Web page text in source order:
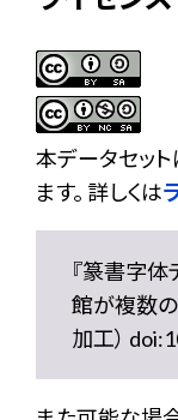
本データセッ
ます。 詳しくは
『篆書字体
館が複数
加工）